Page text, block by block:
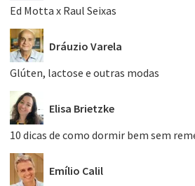
Ed Motta x Raul Seixas
Dráuzio Varela
Glúten, lactose e outras modas
Elisa Brietzke
10 dicas de como dormir bem sem
Emílio Calil